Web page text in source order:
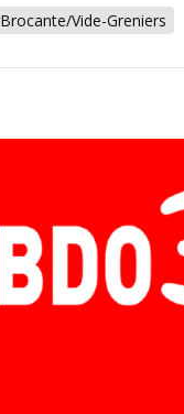
Brocante/Vide-Greniers